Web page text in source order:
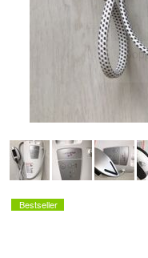
Bestseller